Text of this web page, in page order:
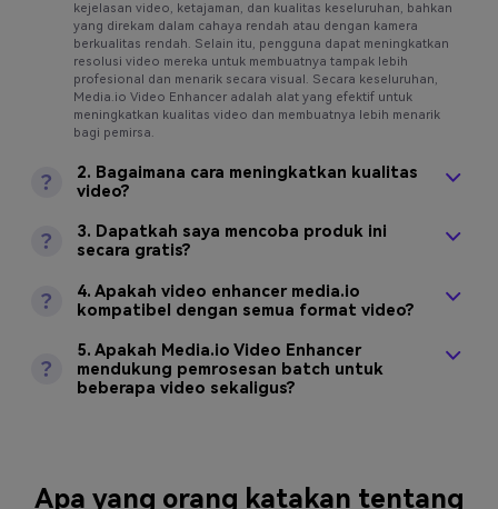
kejelasan video, ketajaman, dan kualitas keseluruhan, bahkan
yang direkam dalam cahaya rendah atau dengan kamera
berkualitas rendah. Selain itu, pengguna dapat meningkatkan
resolusi video mereka untuk membuatnya tampak lebih
profesional dan menarik secara visual. Secara keseluruhan,
Media.io Video Enhancer adalah alat yang efektif untuk
meningkatkan kualitas video dan membuatnya lebih menarik
bagi pemirsa.
2. Bagaimana cara meningkatkan kualitas
video?
3. Dapatkah saya mencoba produk ini
secara gratis?
4. Apakah video enhancer media.io
kompatibel dengan semua format video?
5. Apakah Media.io Video Enhancer
mendukung pemrosesan batch untuk
beberapa video sekaligus?
Apa yang orang katakan tentang